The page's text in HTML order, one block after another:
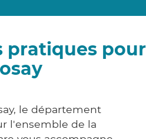
pratiques pour
le département
l'ensemble de la